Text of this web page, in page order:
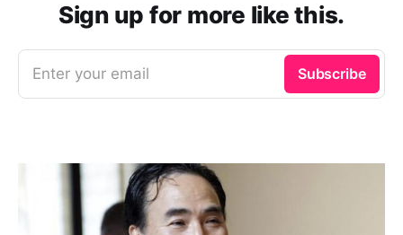
Sign up for more like this.
Enter your email Subscribe